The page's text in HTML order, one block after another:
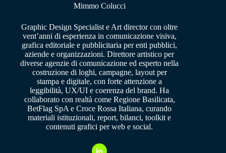
Mimmo Colucci
Graphic Design Specialist e Art director con oltre
vent’anni di esperienza in comunicazione visiva,
grafica editoriale e pubblicitaria per enti pubblici,
aziende e organizzazioni. Direttore artistico per
diverse agenzie di comunicazione ed esperto nella
costruzione di loghi, campagne, layout per
stampa e digitale, con forte attenzione a
leggibilità, UX/UI e coerenza del brand. Ha
collaborato con realtà come Regione Basilicata,
BetFlag SpA e Croce Rossa Italiana, curando
materiali istituzionali, report, bilanci, toolkit e
contenuti grafici per web e social.